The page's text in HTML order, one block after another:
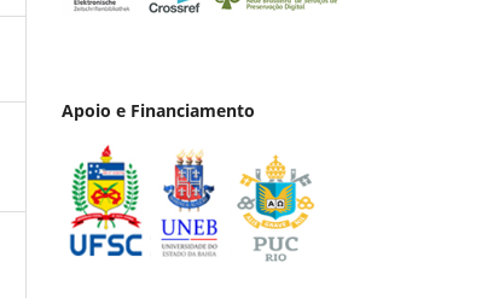
Apoio e Financiamento